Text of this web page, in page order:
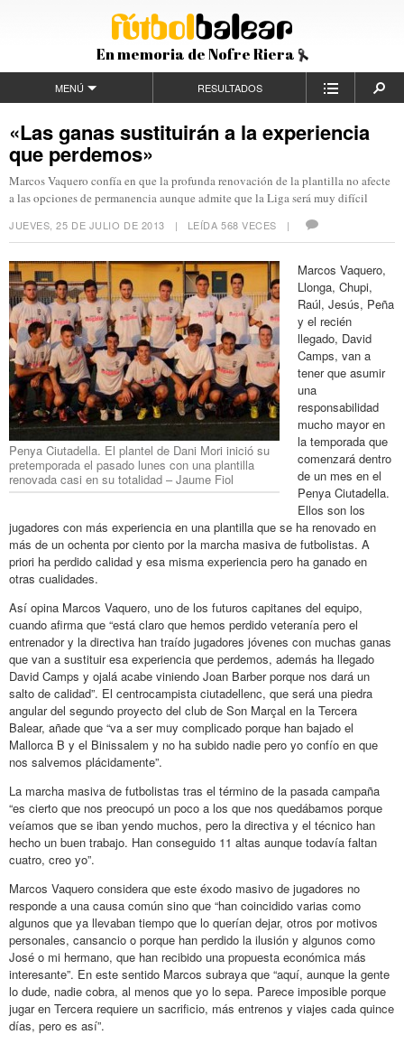
En memoria de Nofre Riera
MENÚ RESULTADOS
«Las ganas sustituirán a la experiencia
que perdemos»
Marcos Vaquero confía en que la profunda renovación de la plantilla no afecte
a las opciones de permanencia aunque admite que la Liga será muy difícil
JUEVES, 25 DE JULIO DE 2013 | LEÍDA 568 VECES |
Penya Ciutadella. El plantel de Dani Mori inició su
pretemporada el pasado lunes con una plantilla
renovada casi en su totalidad – Jaume Fiol
Marcos Vaquero,
Llonga, Chupi,
Raúl, Jesús, Peña
y el recién
llegado, David
Camps, van a
tener que asumir
una
responsabilidad
mucho mayor en
la temporada que
comenzará dentro
de un mes en el
Penya Ciutadella.
Ellos son los
jugadores con más experiencia en una plantilla que se ha renovado en
más de un ochenta por ciento por la marcha masiva de futbolistas. A
priori ha perdido calidad y esa misma experiencia pero ha ganado en
otras cualidades.
Así opina Marcos Vaquero, uno de los futuros capitanes del equipo,
cuando afirma que “está claro que hemos perdido veteranía pero el
entrenador y la directiva han traído jugadores jóvenes con muchas ganas
que van a sustituir esa experiencia que perdemos, además ha llegado
David Camps y ojalá acabe viniendo Joan Barber porque nos dará un
salto de calidad”. El centrocampista ciutadellenc, que será una piedra
angular del segundo proyecto del club de Son Marçal en la Tercera
Balear, añade que “va a ser muy complicado porque han bajado el
Mallorca B y el Binissalem y no ha subido nadie pero yo confío en que
nos salvemos plácidamente”.
La marcha masiva de futbolistas tras el término de la pasada campaña
“es cierto que nos preocupó un poco a los que nos quedábamos porque
veíamos que se iban yendo muchos, pero la directiva y el técnico han
hecho un buen trabajo. Han conseguido 11 altas aunque todavía faltan
cuatro, creo yo”.
Marcos Vaquero considera que este éxodo masivo de jugadores no
responde a una causa común sino que “han coincidido varias como
algunos que ya llevaban tiempo que lo querían dejar, otros por motivos
personales, cansancio o porque han perdido la ilusión y algunos como
José o mi hermano, que han recibido una propuesta económica más
interesante”. En este sentido Marcos subraya que “aquí, aunque la gente
lo dude, nadie cobra, al menos que yo lo sepa. Parece imposible porque
jugar en Tercera requiere un sacrificio, más entrenos y viajes cada quince
días, pero es así”.